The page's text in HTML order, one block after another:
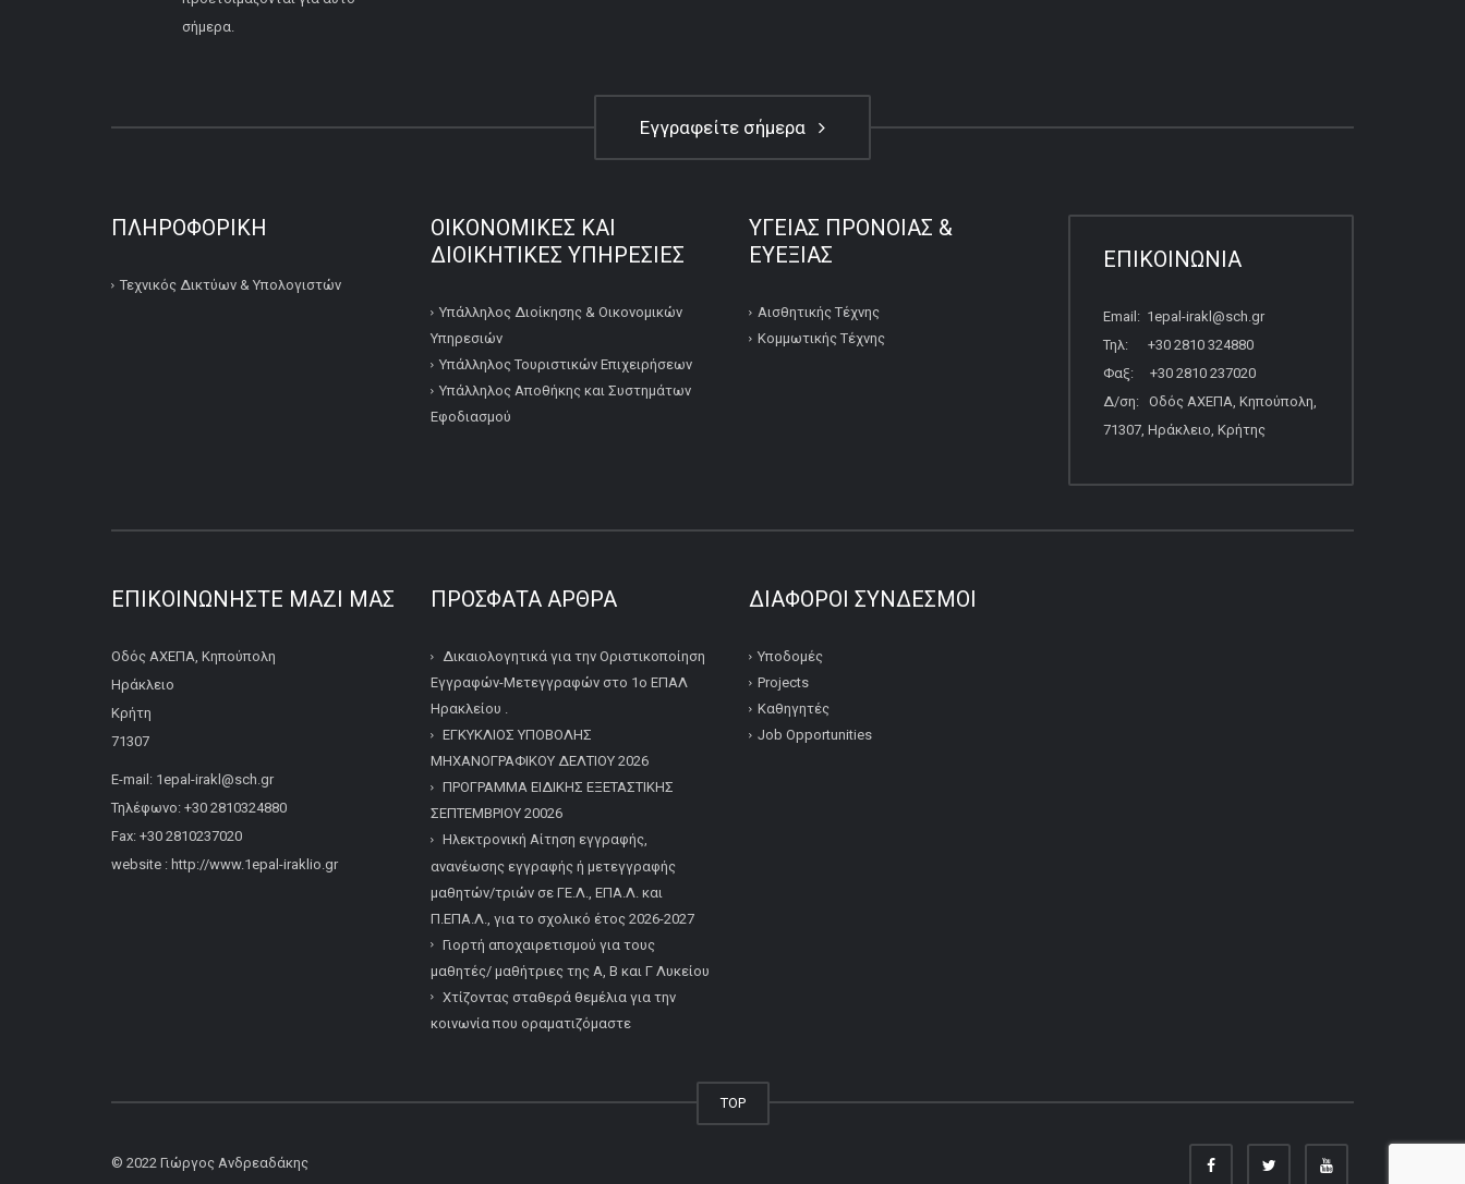
σήμερα.
Εγγραφείτε σήμερα
ΠΛΗΡΟΦΟΡΙΚΉ
Τεχνικός Δικτύων & Υπολογιστών
ΟΙΚΟΝΟΜΙΚΕΣ ΚΑΙ
ΔΙΟΙΚΗΤΙΚΕΣ ΥΠΗΡΕΣΙΕΣ
Υπάλληλος Διοίκησης & Οικονομικών
Υπηρεσιών
Υπάλληλος Τουριστικών Επιχειρήσεων
Υπάλληλος Αποθήκης και Συστημάτων
Εφοδιασμού
ΥΓΕΙΑΣ ΠΡΟΝΟΙΑΣ &
ΕΥΕΞΙΑΣ
Αισθητικής Τέχνης
Κομμωτικής Τέχνης
ΕΠΙΚΟΙΝΩΝΙΑ
Email: 1epal-irakl@sch.gr
Τηλ: +30 2810 324880
Φαξ: +30 2810 237020
Δ/ση: Οδός ΑΧΕΠΑ, Κηπούπολη,
71307, Ηράκλειο, Κρήτης
ΕΠΙΚΟΙΝΩΝΉΣΤΕ ΜΑΖΊ ΜΑΣ
Οδός ΑΧΕΠΑ, Κηπούπολη
Ηράκλειο
Κρήτη
71307
E-mail: 1epal-irakl@sch.gr
Τηλέφωνο: +30 2810324880
Fax: +30 2810237020
website : http://www.1epal-iraklio.gr
ΠΡΌΣΦΑΤΑ ΆΡΘΡΑ
Δικαιολογητικά για την Οριστικοποίηση
Εγγραφών-Μετεγγραφών στο 1ο ΕΠΑΛ
Ηρακλείου .
ΕΓΚΥΚΛΙΟΣ ΥΠΟΒΟΛΗΣ
ΜΗΧΑΝΟΓΡΑΦΙΚΟΥ ΔΕΛΤΙΟΥ 2026
ΠΡΟΓΡΑΜΜΑ ΕΙΔΙΚΗΣ ΕΞΕΤΑΣΤΙΚΗΣ
ΣΕΠΤΕΜΒΡΙΟΥ 20026
Ηλεκτρονική Αίτηση εγγραφής,
ανανέωσης εγγραφής ή μετεγγραφής
μαθητών/τριών σε ΓΕ.Λ., ΕΠΑ.Λ. και
Π.ΕΠΑ.Λ., για το σχολικό έτος 2026-2027
Γιορτή αποχαιρετισμού για τους
μαθητές/ μαθήτριες της Α, Β και Γ Λυκείου
Χτίζοντας σταθερά θεμέλια για την
κοινωνία που οραματιζόμαστε
ΔΙΆΦΟΡΟΙ ΣΎΝΔΕΣΜΟΙ
Υποδομές
Projects
Καθηγητές
Job Opportunities
TOP
© 2022 Γιώργος Ανδρεαδάκης